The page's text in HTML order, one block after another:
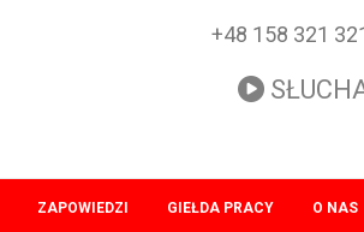
+48 158 321
ZAPOWIEDZI GIEŁDA PRACY O NAS